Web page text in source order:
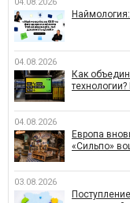
04.08.2026
04.08.2026
Как
04.08.2026
Европа
«Сильпо»
03.08.2026